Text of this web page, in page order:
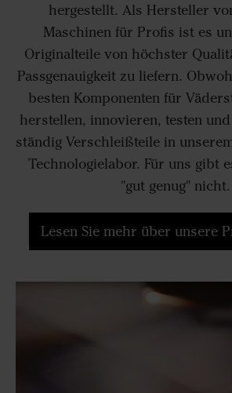
hergestellt. Als Hersteller
Maschinen für Profis ist es
Originalteile von höchster
Passgenauigkeit zu liefern.
besten Komponenten für
herstellen, innovieren, testen
ständig Verschleißteile in
Technologielabor. Für uns gibt
"gut genug" nicht.
Lesen Sie mehr über unsere